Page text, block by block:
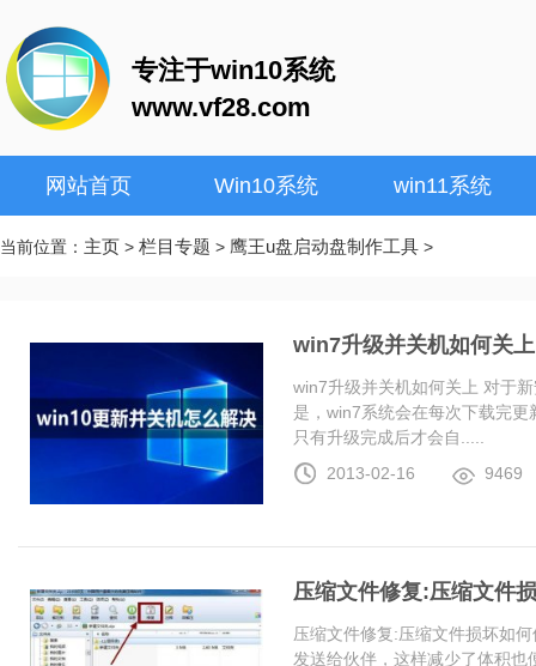
专注于win10系统
www.vf28.com
网站首页 Win10系统 win11系统
当前位置： 主页 > 栏目专题 > 鹰王u盘启动盘制作工具 >
win7升级并关机如何关上
win7升级并关机如何关上 对于
是，win7系统会在每次下载完
只有升级完成后才会自.....
2013-02-16
9469
压缩文件修复:压缩文件
压缩文件修复:压缩文件损坏如
发送给伙伴，这样减少了体积